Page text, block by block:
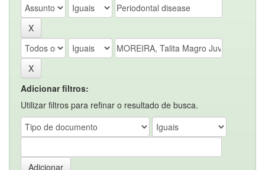
Adicionar filtros:
Utilizar filtros para refinar o resultado de busca.